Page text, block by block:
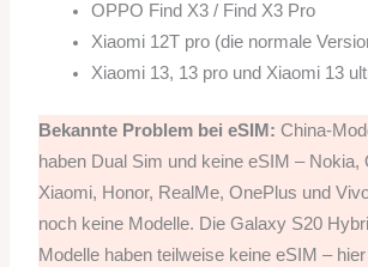
OPPO Find X3 / Find X3 Pro
Xiaomi 12T pro (die normale
Xiaomi 13, 13 pro und Xiaomi 13
Bekannte Problem bei eSIM:China-
haben Dual Sim und keine eSIM – Nokia,
Xiaomi, Honor, RealMe, OnePlus und
noch keine Modelle. Die Galaxy S20
Modelle haben teilweise keine eSIM –